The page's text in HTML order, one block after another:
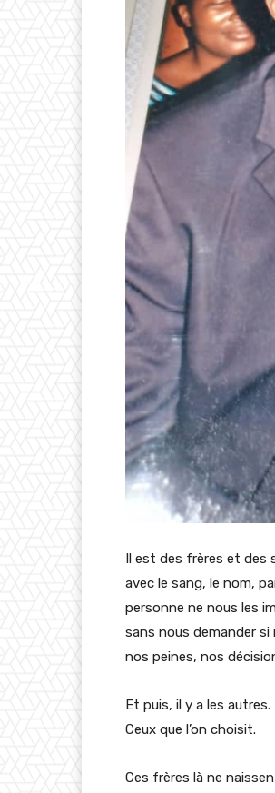
Il est des frères et des
avec le sang, le nom,
personne ne nous les
sans nous demander
nos peines, nos
Et puis, il y a les autres.
Ceux que l’on choisit.
Ces frères là ne